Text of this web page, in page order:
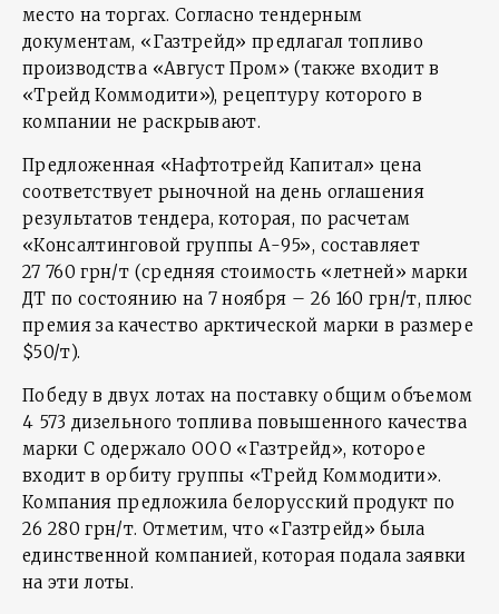
место на торгах. Согласно тендерным
документам, «Газтрейд» предлагал топливо
производства «Август Пром» (также входит в
«Трейд Коммодити»), рецептуру которого в
компании не раскрывают.
Предложенная «Нафтотрейд Капитал» цена
соответствует рыночной на день оглашения
результатов тендера, которая, по расчетам
«Консалтинговой группы А-95», составляет
27 760 грн/т (средняя стоимость «летней» марки
ДТ по состоянию на 7 ноября – 26 160 грн/т, плюс
премия за качество арктической марки в размере
$50/т).
Победу в двух лотах на поставку общим объемом
4 573 дизельного топлива повышенного качества
марки C одержало ООО «Газтрейд», которое
входит в орбиту группы «Трейд Коммодити».
Компания предложила белорусский продукт по
26 280 грн/т. Отметим, что «Газтрейд» была
единственной компанией, которая подала заявки
на эти лоты.